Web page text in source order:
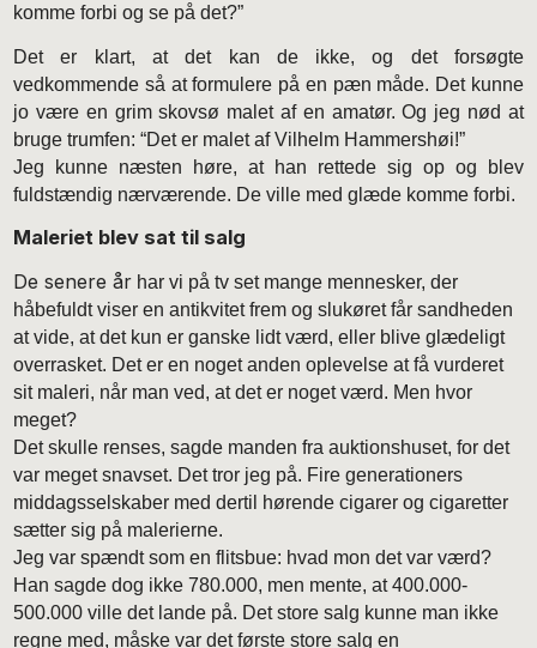
komme forbi og se på det?”
Det er klart, at det kan de ikke, og det forsøgte
vedkommende så at formulere på en pæn måde. Det kunne
jo være en grim skovsø malet af en amatør. Og jeg nød at
bruge trumfen: “Det er malet af Vilhelm Hammershøi!”
Jeg kunne næsten høre, at han rettede sig op og blev
fuldstændig nærværende. De ville med glæde komme forbi.
Maleriet blev sat til salg
De senere år har vi på tv set mange mennesker, der
håbefuldt viser en antikvitet frem og slukøret får sandheden
at vide, at det kun er ganske lidt værd, eller blive glædeligt
overrasket. Det er en noget anden oplevelse at få vurderet
sit maleri, når man ved, at det er noget værd. Men hvor
meget?
Det skulle renses, sagde manden fra auktionshuset, for det
var meget snavset. Det tror jeg på. Fire generationers
middagsselskaber med dertil hørende cigarer og cigaretter
sætter sig på malerierne.
Jeg var spændt som en flitsbue: hvad mon det var værd?
Han sagde dog ikke 780.000, men mente, at 400.000-
500.000 ville det lande på. Det store salg kunne man ikke
regne med, måske var det første store salg en